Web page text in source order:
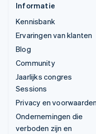
Informatie
Kennisbank
Ervaringen van klanten
Blog
Community
Jaarlijks congres
Sessions
Privacy en
Ondernemingen die
verboden zijn en